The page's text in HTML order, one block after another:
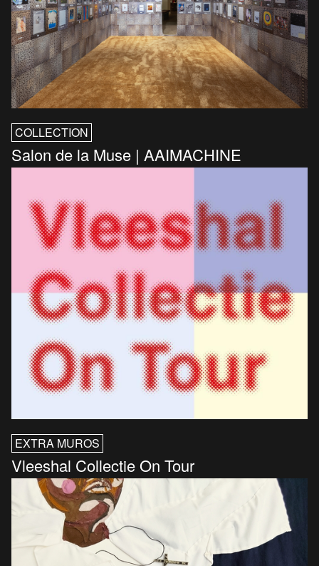
COLLECTION
Salon de la Muse | AAIMACHINE
EXTRA MUROS
Vleeshal Collectie On Tour